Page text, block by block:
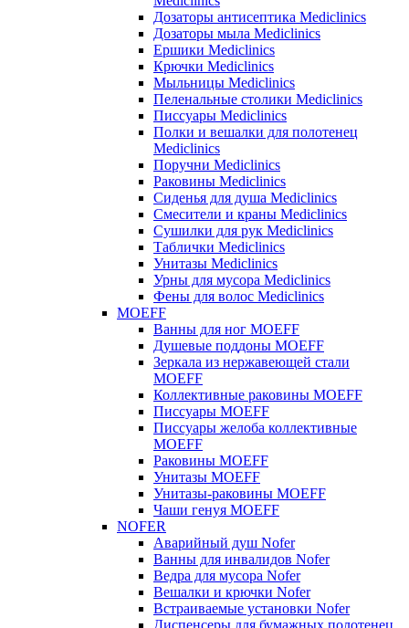
Дозаторы антисептика Mediclinics
Дозаторы мыла Mediclinics
Ершики Mediclinics
Крючки Mediclinics
Мыльницы Mediclinics
Пеленальные столики Mediclinics
Писсуары Mediclinics
Полки и вешалки для полотенец
Mediclinics
Поручни Mediclinics
Раковины Mediclinics
Сиденья для душа Mediclinics
Смесители и краны Mediclinics
Сушилки для рук Mediclinics
Таблички Mediclinics
Унитазы Mediclinics
Урны для мусора Mediclinics
Фены для волос Mediclinics
MOEFF
Ванны для ног MOEFF
Душевые поддоны MOEFF
Зеркала из нержавеющей стали
MOEFF
Коллективные раковины MOEFF
Писсуары MOEFF
Писсуары желоба коллективные
MOEFF
Раковины MOEFF
Унитазы MOEFF
Унитазы-раковины MOEFF
Чаши генуя MOEFF
NOFER
Аварийный душ Nofer
Ванны для инвалидов Nofer
Ведра для мусора Nofer
Вешалки и крючки Nofer
Встраиваемые установки Nofer
Диспенсеры для бумажных полотенец